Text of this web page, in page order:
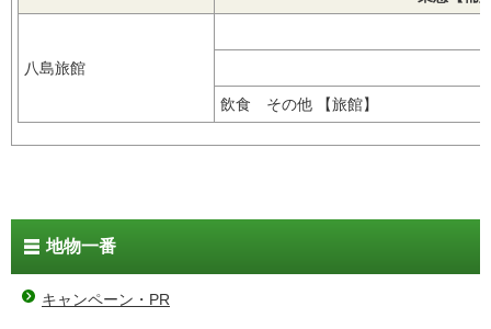
八島旅館
飲食 その他 【旅館】
地物一番
キャンペーン・PR